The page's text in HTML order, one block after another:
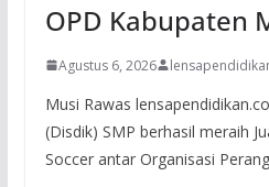
OPD Kabupaten
Agustus 6, 2026
Musi Rawas
(Disdik) SMP berhasil meraih
Soccer antar Organisasi